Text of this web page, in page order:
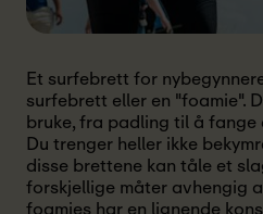
Et surfebrett for
surfebrett eller en "foamie".
bruke, fra padling til å
Du trenger heller ikke
disse brettene kan tåle et
forskjellige måter avhengig